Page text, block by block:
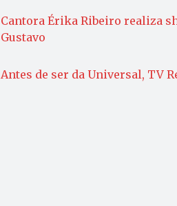
Cantora Érika Ribeiro realiza
Gustavo
Antes de ser da Universal, TV